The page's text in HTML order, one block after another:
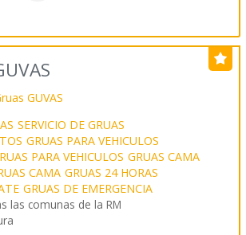
SERVICIO DE GRUAS
GRUAS PARA VEHICULOS
PARA VEHICULOS GRUAS CAMA
CAMA GRUAS 24 HORAS
GRUAS DE EMERGENCIA
las comunas de la RM